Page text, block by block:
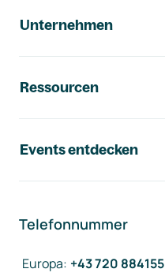
Unternehmen
Ressourcen
Events entdecken
Telefonnummer
Europa: +43 720 884155